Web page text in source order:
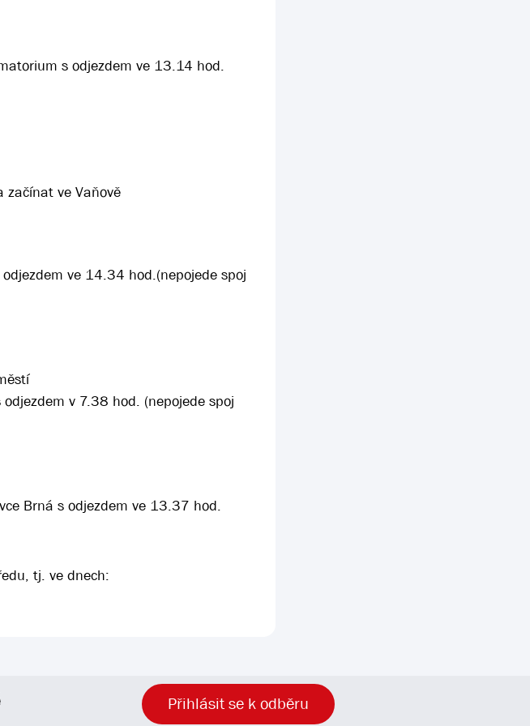
s odjezdem ve 13.14 hod.
začínat ve Vaňově
ve 14.34 hod.(nepojede spoj
v 7.38 hod. (nepojede spoj
Brná s odjezdem ve 13.37 hod.
tj. ve dnech:
Přihlásit se k odběru